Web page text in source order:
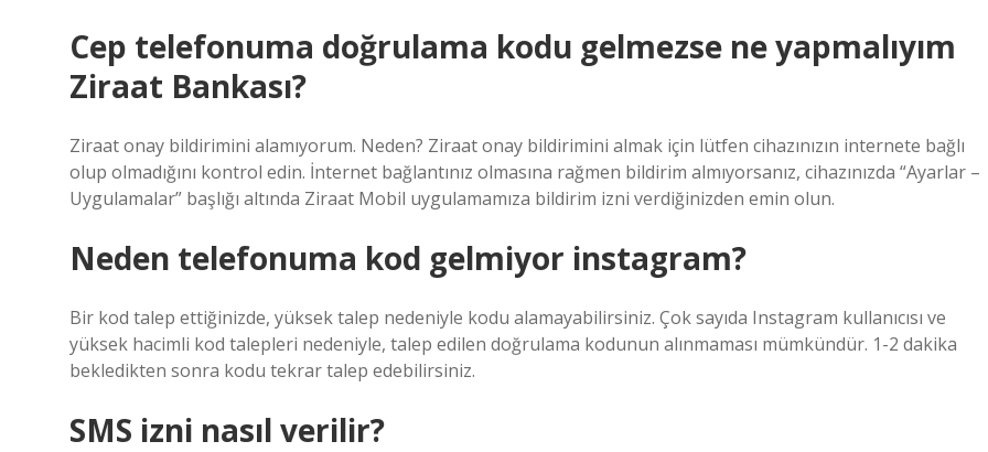
Cep telefonuma doğrulama kodu gelmezse ne yapmalıyım
Ziraat Bankası?
Ziraat onay bildirimini alamıyorum. Neden? Ziraat onay bildirimini almak için lütfen cihazınızın internete bağlı
olup olmadığını kontrol edin. İnternet bağlantınız olmasına rağmen bildirim almıyorsanız, cihazınızda “Ayarlar –
Uygulamalar” başlığı altında Ziraat Mobil uygulamamıza bildirim izni verdiğinizden emin olun.
Neden telefonuma kod gelmiyor instagram?
Bir kod talep ettiğinizde, yüksek talep nedeniyle kodu alamayabilirsiniz. Çok sayıda Instagram kullanıcısı ve
yüksek hacimli kod talepleri nedeniyle, talep edilen doğrulama kodunun alınmaması mümkündür. 1-2 dakika
bekledikten sonra kodu tekrar talep edebilirsiniz.
SMS izni nasıl verilir?